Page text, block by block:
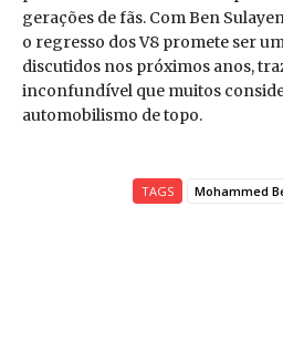
gerações de fãs. Com Ben
o regresso dos V8 promete ser
discutidos nos próximos anos,
inconfundível que muitos
automobilismo de topo.
TAGS Mohammed